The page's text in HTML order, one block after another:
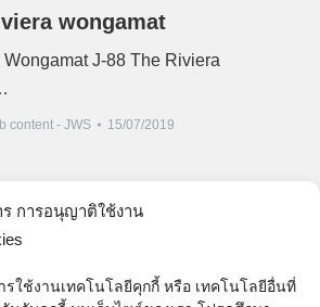
ร การอนุญาติใช้งาน
รใช้งานเทคโนโลยีคุกกี้ หรือ เทคโนโลยีอื่นที่
wongamat
J-88 The Riviera
content - JWS 15/07/2019
Riverfront
content - JWS 15/07/2019